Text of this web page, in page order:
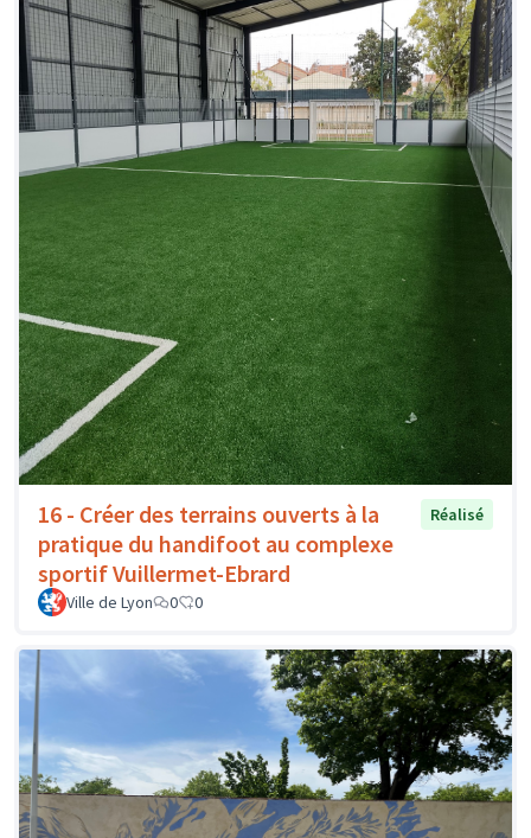
16 - Créer des terrains ouverts à la
pratique du handifoot au complexe
sportif Vuillermet-Ebrard
Réalisé
Ville de Lyon 0 0